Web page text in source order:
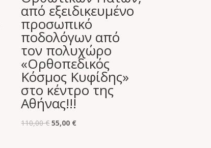
από εξειδικευμένο
προσωπικό
ποδολόγων από
τον πολυχώρο
«Ορθοπεδικός
Κόσμος Κυφίδης»
στο κέντρο της
Αθήνας!!!
110,00€Original
55,00 €